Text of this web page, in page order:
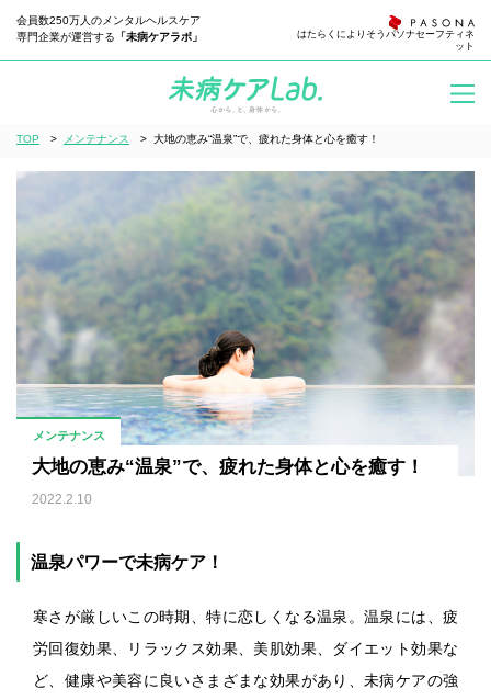
会員数250万人のメンタルヘルスケア
専門企業が運営する 「未病ケアラボ」 はたらくによりそう パソナセーフティネ
ット
TOP > メンテナンス > 大地の恵み“温泉”で、疲れた身体と心を癒す！
メンテナンス
大地の恵み“温泉”で、疲れた身体と心を癒す！
2022.2.10
温泉パワーで未病ケア！
寒さが厳しいこの時期、特に恋しくなる温泉。温泉には、疲
労回復効果、リラックス効果、美肌効果、ダイエット効果な
ど、健康や美容に良いさまざまな効果があり、未病ケアの強